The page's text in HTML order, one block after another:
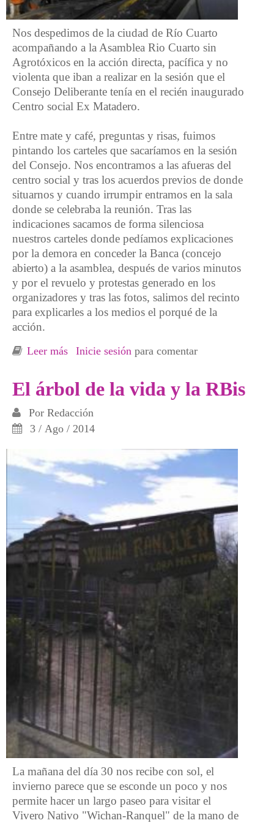
Nos despedimos de la ciudad de Río Cuarto
acompañando a la Asamblea Rio Cuarto sin
Agrotóxicos en la acción directa, pacífica y no
violenta que iban a realizar en la sesión que el
Consejo Deliberante tenía en el recién inaugurado
Centro social Ex Matadero.
Entre mate y café, preguntas y risas, fuimos
pintando los carteles que sacaríamos en la sesión
del Consejo. Nos encontramos a las afueras del
centro social y tras los acuerdos previos de donde
situarnos y cuando irrumpir entramos en la sala
donde se celebraba la reunión. Tras las
indicaciones sacamos de forma silenciosa
nuestros carteles donde pedíamos explicaciones
por la demora en conceder la Banca (concejo
abierto) a la asamblea, después de varios minutos
y por el revuelo y protestas generado en los
organizadores y tras las fotos, salimos del recinto
para explicarles a los medios el porqué de la
acción.
Leer más sobre Libertad de expresión
Inicie sesión para comentar
El árbol de la vida y la RBis
Por Redacción
3 / Ago / 2014
La mañana del día 30 nos recibe con sol, el
invierno parece que se esconde un poco y nos
permite hacer un largo paseo para visitar el
Vivero Nativo "Wichan-Ranquel" de la mano de